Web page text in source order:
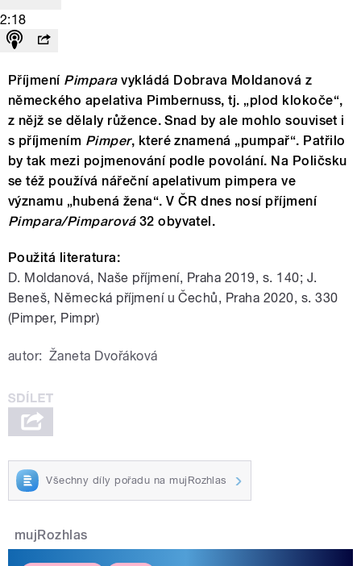
2:18
Příjmení Pimparavykládá Dobrava Moldanová z
německého apelativa Pimbernuss, tj. „plod klokoče“,
z nějž se dělaly růžence. Snad by ale mohlo souviset i
s příjmením Pimper, které znamená „pumpař“. Patřilo
by tak mezi pojmenování podle povolání. Na Poličsku
se též používá nářeční apelativum pimpera ve
významu „hubená žena“. V ČR dnes nosí příjmení
Pimpara/Pimparová32 obyvatel.
Použitá literatura:
D. Moldanová, Naše příjmení, Praha 2019, s. 140; J.
Beneš, Německá příjmení u Čechů, Praha 2020, s. 330
(Pimper, Pimpr)
autor: Žaneta Dvořáková
Všechny díly pořadu na mujRozhlas
mujRozhlas